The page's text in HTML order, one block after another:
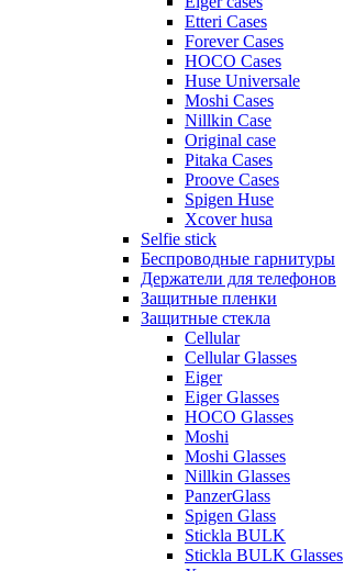
Etteri Cases
Forever Cases
HOCO Cases
Huse Universale
Moshi Cases
Nillkin Case
Original case
Pitaka Cases
Proove Cases
Spigen Huse
Xcover husa
Selfie stick
Беспроводные гарнитуры
Держатели для телефонов
Защитные пленки
Защитные стекла
Cellular
Cellular Glasses
Eiger
Eiger Glasses
HOCO Glasses
Moshi
Moshi Glasses
Nillkin Glasses
PanzerGlass
Spigen Glass
Stickla BULK
Stickla BULK Glasses